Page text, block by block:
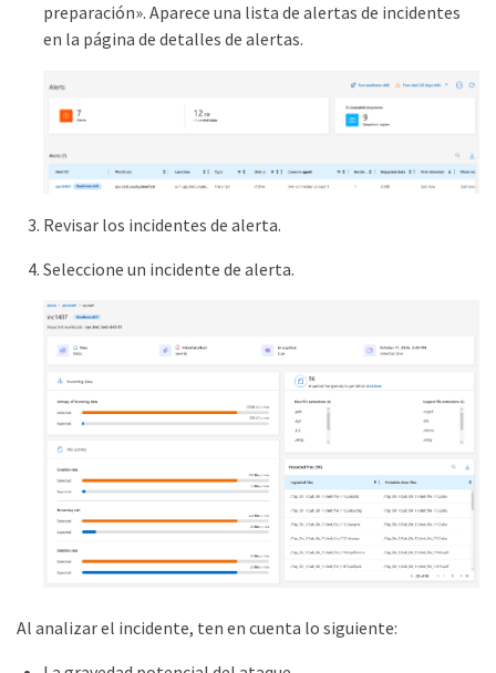
preparación». Aparece una lista de alertas de incidentes
en la página de detalles de alertas.
Revisar los incidentes de alerta.
Seleccione un incidente de alerta.
Al analizar el incidente, ten en cuenta lo siguiente: